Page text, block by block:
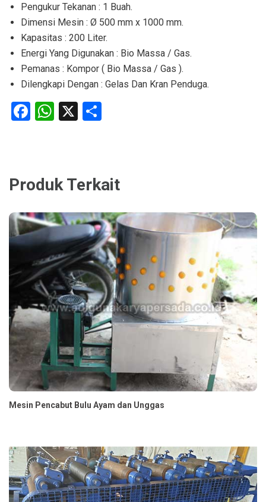
Pengukur Tekanan : 1 Buah.
Dimensi Mesin : Ø 500 mm x 1000 mm.
Kapasitas : 200 Liter.
Energi Yang Digunakan : Bio Massa / Gas.
Pemanas : Kompor ( Bio Massa / Gas ).
Dilengkapi Dengan : Gelas Dan Kran Penduga.
Facebook
WhatsApp
X
Produk Terkait
Mesin Pencabut Bulu Ayam dan Unggas